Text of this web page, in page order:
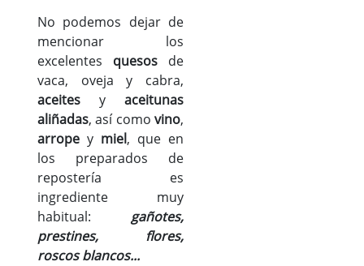
No podemos dejar de
mencionar los
excelentes quesos de
vaca, oveja y cabra,
aceites y aceitunas
aliñadas, así como vino,
arrope y miel, que en
los preparados de
repostería es
ingrediente muy
habitual: gañotes,
prestines, flores,
roscos blancos...